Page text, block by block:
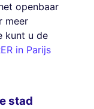
openbaar
meer
kunt u de
in Parijs
stad